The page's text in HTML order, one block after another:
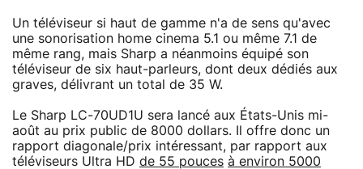
Un téléviseur si haut de gamme n'a de sens qu'avec
une sonorisation home cinema 5.1 ou même 7.1 de
même rang, mais Sharp a néanmoins équipé son
téléviseur de six haut-parleurs, dont deux dédiés aux
graves, délivrant un total de 35 W.
Le Sharp LC-70UD1U sera lancé aux États-Unis mi-
août au prix public de 8000 dollars. Il offre donc un
rapport diagonale/prix intéressant, par rapport aux
téléviseurs Ultra HD de 55 pouces à environ 5000